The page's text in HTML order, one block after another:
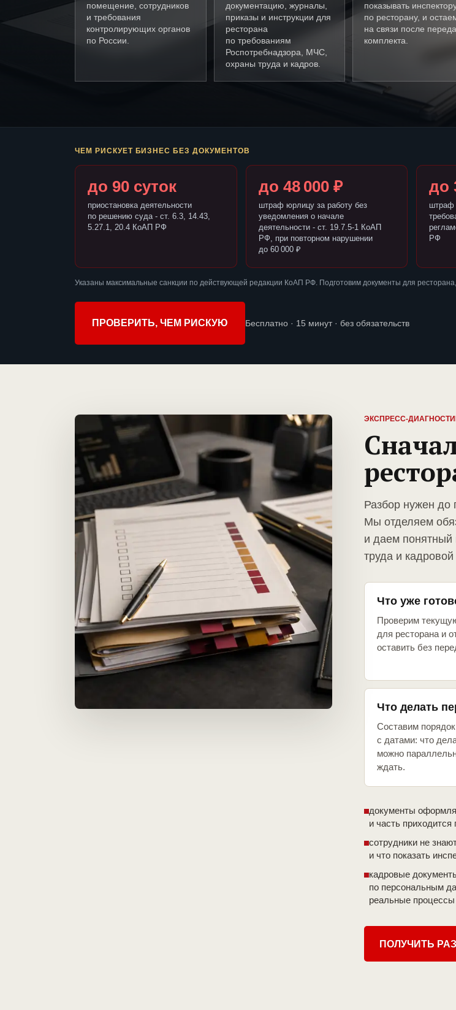
помещение, сотрудников
и требования
контролирующих органов
по России.
документацию, журналы,
приказы и инструкции для
ресторана
по требованиям
Роспотребнадзора, МЧС,
охраны труда и кадров.
показывать
по ресторану, и
на связи после
комплекта.
ЧЕМ РИСКУЕТ БИЗНЕС БЕЗ ДОКУМЕНТОВ
до 90 суток
приостановка деятельности
по решению суда - ст. 6.3, 14.43,
5.27.1, 20.4 КоАП РФ
до 48 000 ₽
штраф юрлицу за работу без
уведомления о начале
деятельности - ст. 19.7.5-1 КоАП
РФ, при повторном нарушении
до 60 000 ₽
до
штраф
РФ
Указаны максимальные санкции по действующей редакции КоАП РФ. Подготовим документы для
ПРОВЕРИТЬ, ЧЕМ РИСКУЮ Бесплатно · 15 минут · без обязательств
ЭКСПРЕСС-
Разбор нужен до
Мы отделяем
и даем понятный
труда и
Что уже
Проверим
для ресторана и
оставить без
Что делать
Составим
с датами: что
можно
ждать.
документы
и часть
сотрудники не
и что показать
кадровые
по персональным
реальные процессы
ПОЛУЧИТЬ